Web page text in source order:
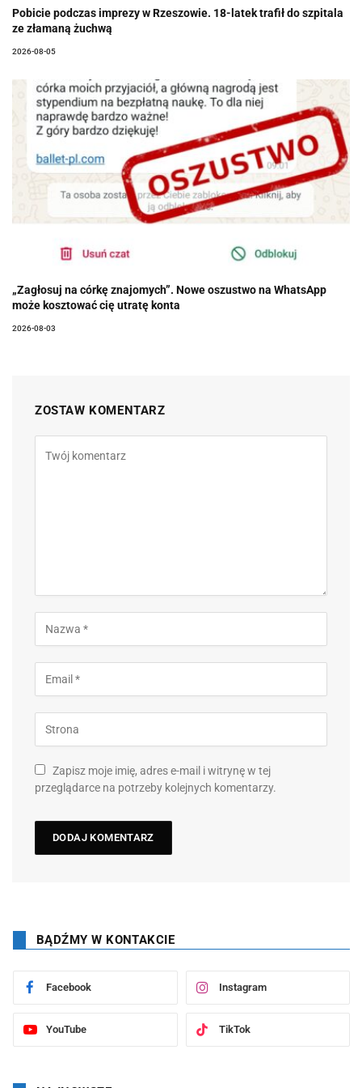
Pobicie podczas imprezy w Rzeszowie. 18-latek trafił do szpitala
ze złamaną żuchwą
2026-08-05
„Zagłosuj na córkę znajomych”. Nowe oszustwo na WhatsApp
może kosztować cię utratę konta
2026-08-03
ZOSTAW KOMENTARZ
Zapisz moje imię, adres e-mail i witrynę w tej
przeglądarce na potrzeby kolejnych komentarzy.
BĄDŹMY W KONTAKCIE
Facebook Instagram
YouTube TikTok